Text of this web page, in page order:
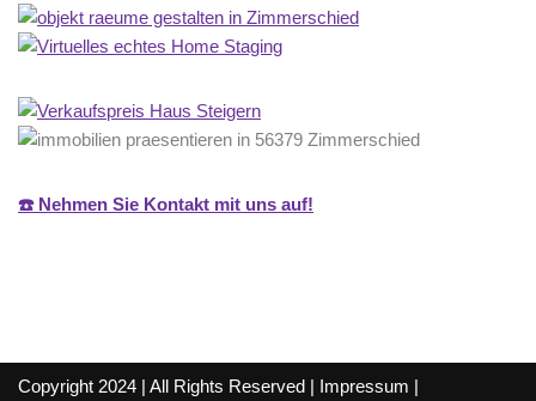
☎️ Nehmen Sie Kontakt mit uns auf!
Copyright 2024 | All Rights Reserved | Impressum |